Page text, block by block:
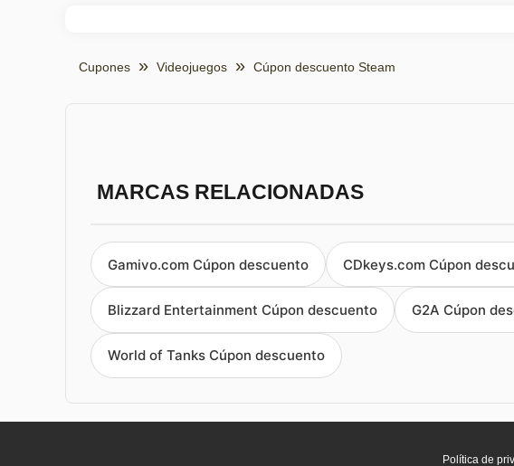
Cupones Videojuegos Cúpon descuento Steam
MARCAS RELACIONADAS
Gamivo.com Cúpon descuento CDkeys.com Cúpon
Blizzard Entertainment Cúpon descuento G2A Cúpon
World of Tanks Cúpon descuento
Política de